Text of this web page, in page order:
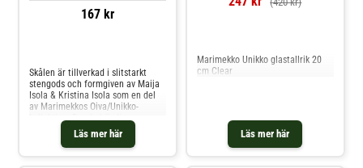
167 kr
Läs mer här
Skålen är tillverkad i slitstarkt
stengods och formgiven av Maija
Isola & Kristina Isola som en del
av Marimekkos Oiva/Unikko-
kollektion. Den behändiga
storleken gör den lika användbar
till frukost, middag och små
serveringar vid ett vackert dukat
Läs mer här
Marimekko Unikko glastallrik 20
cm Clear